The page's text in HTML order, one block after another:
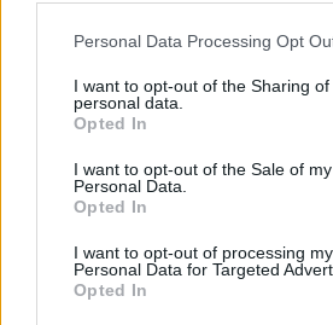
Personal Data Processing Opt
I want to opt-out of the Sharing of
personal data.
Opted In
I want to opt-out of the Sale of my
Personal Data.
Opted In
I want to opt-out of processing my
Personal Data for Targeted
Opted In
Στις περιπτώσεις υποβολής
οικονομικών φορέων, όλα τα μέλη της
8. Επιτόπου επίσκεψη
Με την υποβολή της προσφοράς του, ο
αποδέχεται ότι έχει μελετήσει
προμήθειας και έχει λάβει πλήρη
της διακήρυξης καθώς και των
αφορούν την εκτέλεση της σύμβασης.
Προκειμένου οι συμμετέχοντες να